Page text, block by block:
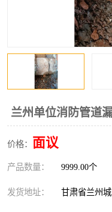
兰州单位消防管道
价格： 面议
产品数量： 9999.00个
发货地址： 甘肃省兰州